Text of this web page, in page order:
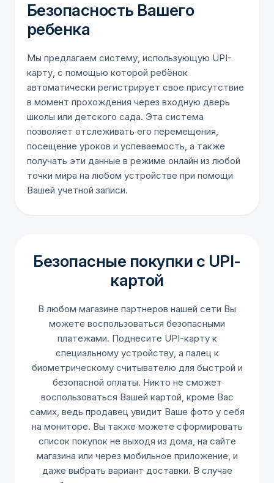
Безопасность Вашего
ребенка
Мы предлагаем систему, использующую UPI-
карту, с помощью которой ребёнок
автоматически регистрирует свое присутствие
в момент прохождения через входную дверь
школы или детского сада. Эта система
позволяет отслеживать его перемещения,
посещение уроков и успеваемость, а также
получать эти данные в режиме онлайн из любой
точки мира на любом устройстве при помощи
Вашей учетной записи.
Безопасные покупки с UPI-
картой
В любом магазине партнеров нашей сети Вы
можете воспользоваться безопасными
платежами. Поднесите UPI-карту к
специальному устройству, а палец к
биометрическому считывателю для быстрой и
безопасной оплаты. Никто не сможет
воспользоваться Вашей картой, кроме Вас
самих, ведь продавец увидит Ваше фото у себя
на мониторе. Вы также можете сформировать
список покупок не выходя из дома, на сайте
магазина или через мобильное приложение, и
даже выбрать вариант доставки. В случае